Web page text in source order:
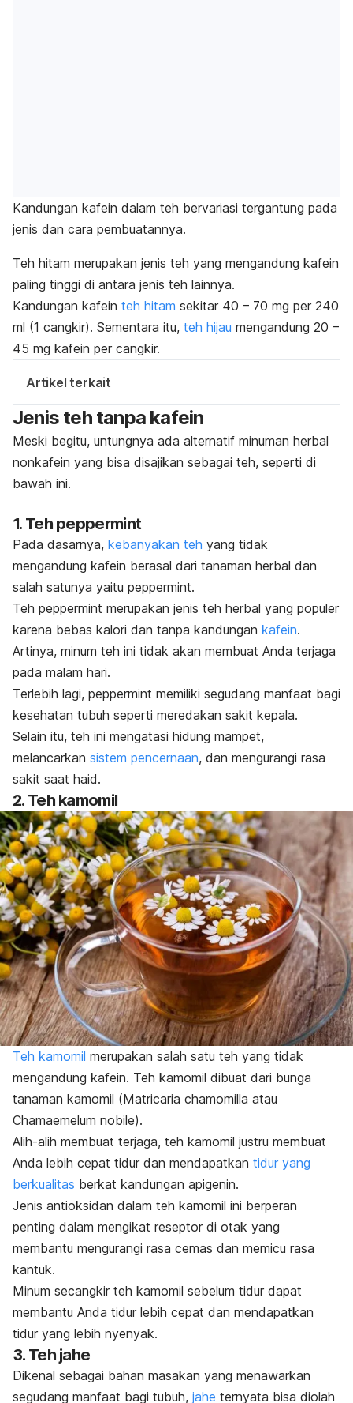
Kandungan kafein dalam teh bervariasi tergantung pada
jenis dan cara pembuatannya.
Teh hitam merupakan jenis teh yang mengandung kafein
paling tinggi di antara jenis teh lainnya.
Kandungan kafein teh hitam sekitar 40 – 70 mg per 240
ml (1 cangkir). Sementara itu, teh hijau mengandung 20 –
45 mg kafein per cangkir.
Artikel terkait
Jenis teh tanpa kafein
Meski begitu, untungnya ada alternatif minuman herbal
nonkafein yang bisa disajikan sebagai teh, seperti di
bawah ini.
1. Teh peppermint
Pada dasarnya, kebanyakan teh yang tidak
mengandung kafein berasal dari tanaman herbal dan
salah satunya yaitu peppermint.
Teh peppermint merupakan jenis teh herbal yang populer
karena bebas kalori dan tanpa kandungan kafein.
Artinya, minum teh ini tidak akan membuat Anda terjaga
pada malam hari.
Terlebih lagi, peppermint memiliki segudang manfaat bagi
kesehatan tubuh seperti meredakan sakit kepala.
Selain itu, teh ini mengatasi hidung mampet,
melancarkan sistem pencernaan, dan mengurangi rasa
sakit saat haid.
2. Teh kamomil
Teh kamomil merupakan salah satu teh yang tidak
mengandung kafein. Teh kamomil dibuat dari bunga
tanaman kamomil (Matricaria chamomilla atau
Chamaemelum nobile).
Alih-alih membuat terjaga, teh kamomil justru membuat
Anda lebih cepat tidur dan mendapatkan tidur yang
berkualitas berkat kandungan apigenin.
Jenis antioksidan dalam teh kamomil ini berperan
penting dalam mengikat reseptor di otak yang
membantu mengurangi rasa cemas dan memicu rasa
kantuk.
Minum secangkir teh kamomil sebelum tidur dapat
membantu Anda tidur lebih cepat dan mendapatkan
tidur yang lebih nyenyak.
3. Teh jahe
Dikenal sebagai bahan masakan yang menawarkan
segudang manfaat bagi tubuh, jahe ternyata bisa diolah